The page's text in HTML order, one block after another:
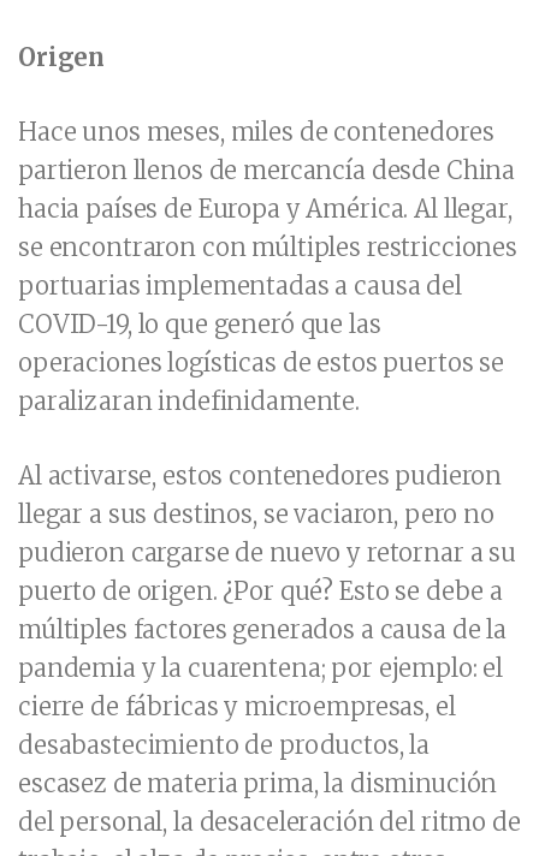
Origen
Hace unos meses, miles de contenedores
partieron llenos de mercancía desde China
hacia países de Europa y América. Al llegar,
se encontraron con múltiples restricciones
portuarias implementadas a causa del
COVID-19, lo que generó que las
operaciones logísticas de estos puertos se
paralizaran indefinidamente.
Al activarse, estos contenedores pudieron
llegar a sus destinos, se vaciaron, pero no
pudieron cargarse de nuevo y retornar a su
puerto de origen. ¿Por qué? Esto se debe a
múltiples factores generados a causa de la
pandemia y la cuarentena; por ejemplo: el
cierre de fábricas y microempresas, el
desabastecimiento de productos, la
escasez de materia prima, la disminución
del personal, la desaceleración del ritmo de